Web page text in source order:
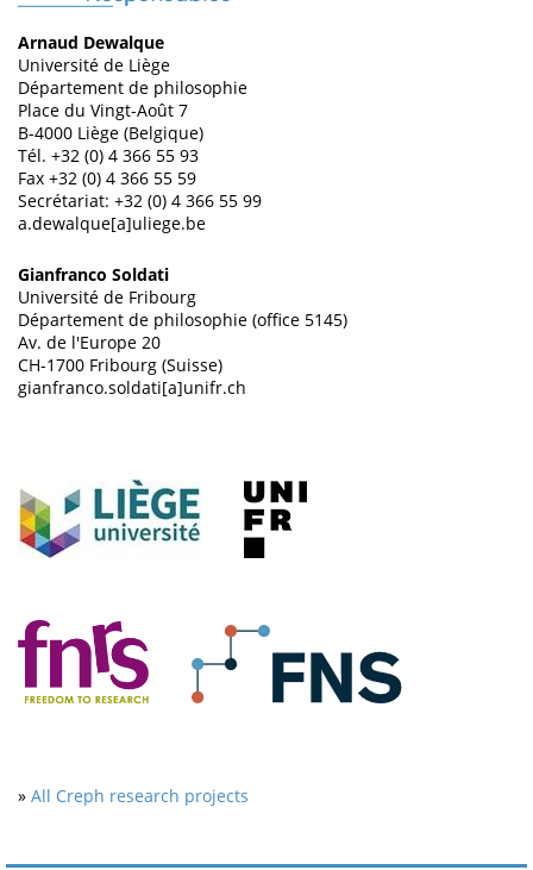
Arnaud Dewalque
Université de Liège
Département de philosophie
Place du Vingt-Août 7
B-4000 Liège (Belgique)
Tél. +32 (0) 4 366 55 93
Fax +32 (0) 4 366 55 59
Secrétariat: +32 (0) 4 366 55 99
a.dewalque[a]uliege.be
Gianfranco Soldati
Université de Fribourg
Département de philosophie (office 5145)
Av. de l'Europe 20
CH-1700 Fribourg (Suisse)
gianfranco.soldati[a]unifr.ch
» All Creph research projects